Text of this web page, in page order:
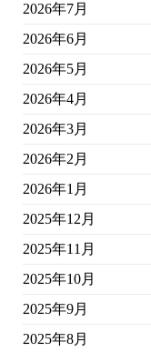
2026年7月
2026年6月
2026年5月
2026年4月
2026年3月
2026年2月
2026年1月
2025年12月
2025年11月
2025年10月
2025年9月
2025年8月